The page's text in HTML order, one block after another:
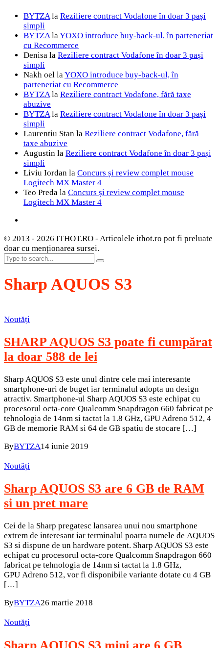
BYTZAla Reziliere contract Vodafone în doar 3 pași
simpli
BYTZAlaYOXO introduce buy-back-ul, în parteneriat
cu Recommerce
Denisa la Reziliere contract Vodafone în doar 3 pași
simpli
Nakh oel laYOXO introduce buy-back-ul, în
parteneriat cu Recommerce
BYTZAla Reziliere contract Vodafone, fără taxe
abuzive
BYTZAla Reziliere contract Vodafone în doar 3 pași
simpli
Laurentiu Stan la Reziliere contract Vodafone, fără
taxe abuzive
Augustin la Reziliere contract Vodafone în doar 3 pași
simpli
Liviu Iordan la Concurs și review complet mouse
Logitech MX Master 4
Teo Preda la Concurs și review complet mouse
Logitech MX Master 4
© 2013 - 2026 ITHOT.RO - Articolele ithot.ro pot fi preluate
doar cu menționarea sursei.
Sharp AQUOS S3
Noutăți
SHARP AQUOS S3 poate fi cumpărat
la doar 588 de lei
Sharp AQUOS S3 este unul dintre cele mai interesante
smartphone-uri de buget iar terminalul adopta un design
atractiv. Smartphone-ul Sharp AQUOS S3 este echipat cu
procesorul octa-core Qualcomm Snapdragon 660 fabricat pe
tehnologia de 14nm si tactat la 1.8 GHz, GPU Adreno 512, 4
GB de memorie RAM si 64 de GB spatiu de stocare […]
ByBYTZA14 iunie 2019
Noutăți
Sharp AQUOS S3 are 6 GB de RAM
si un pret mare
Cei de la Sharp pregatesc lansarea unui nou smartphone
extrem de interesant iar terminalul poarta numele de AQUOS
S3 si dispune de un hardware potent. Sharp AQUOS S3 este
echipat cu procesorul octa-core Qualcomm Snapdragon 660
fabricat pe tehnologia de 14nm si tactat la 1.8 GHz,
GPU Adreno 512, vor fi disponibile variante dotate cu 4 GB
[…]
ByBYTZA26 martie 2018
Noutăți
Sharp AQUOS S3 mini are 6 GB